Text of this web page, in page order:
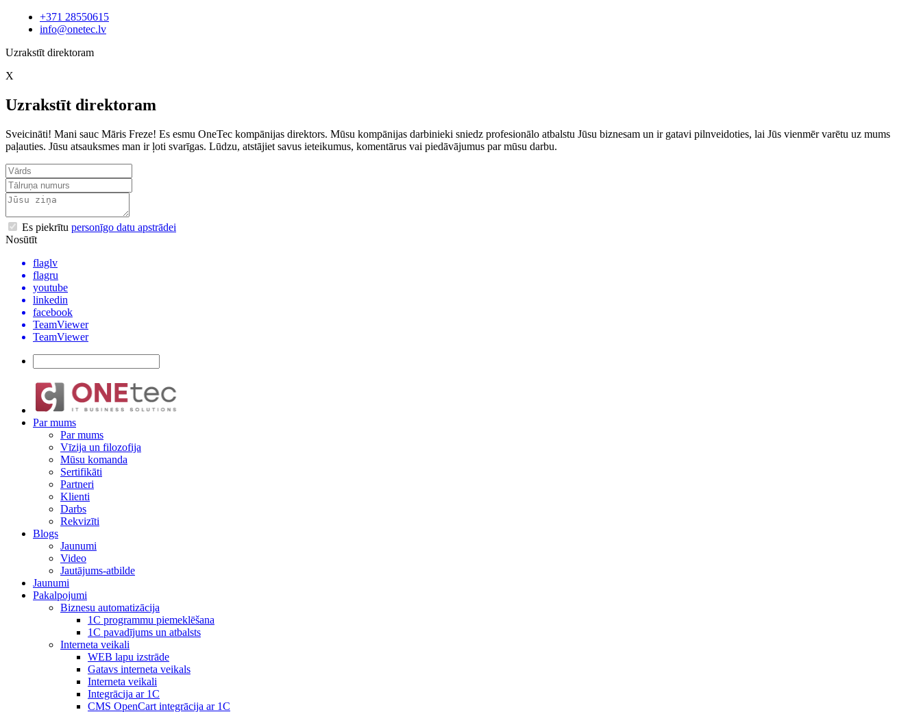
+371 28550615
info@onetec.lv
Uzrakstīt direktoram
X
Uzrakstīt direktoram
Sveicināti! Mani sauc Māris Freze! Es esmu OneTec kompānijas direktors. Mūsu kompānijas darbinieki sniedz profesionālo atbalstu Jūsu biznesam un ir gatavi pilnveidoties, lai Jūs vienmēr varētu uz mums
paļauties. Jūsu atsauksmes man ir ļoti svarīgas. Lūdzu, atstājiet savus ieteikumus, komentārus vai piedāvājumus par mūsu darbu.
Es piekrītu personīgo datu apstrādei
Nosūtīt
flaglv
flagru
youtube
linkedin
facebook
TeamViewer
TeamViewer
Par mums
Par mums
Vīzija un filozofija
Mūsu komanda
Sertifikāti
Partneri
Klienti
Darbs
Rekvizīti
Blogs
Jaunumi
Video
Jautājums-atbilde
Jaunumi
Pakalpojumi
Biznesu automatizācija
1С programmu piemeklēšana
1С pavadījums un atbalsts
Interneta veikali
WEB lapu izstrāde
Gatavs interneta veikals
Interneta veikali
Integrācija ar 1C
CMS OpenCart integrācija ar 1C